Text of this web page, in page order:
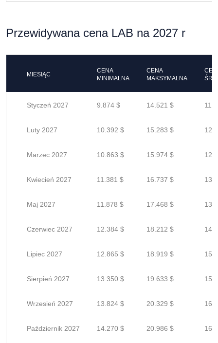
Przewidywana cena LAB na 2027 r
MIESIĄC
CENA
MINIMALNA
CENA
MAKSYMALNA
Styczeń 2027 9.874 $ 14.521 $
Luty 2027 10.392 $ 15.283 $
Marzec 2027 10.863 $ 15.974 $
Kwiecień 2027 11.381 $ 16.737 $
Maj 2027 11.878 $ 17.468 $
Czerwiec 2027 12.384 $ 18.212 $
Lipiec 2027 12.865 $ 18.919 $
Sierpień 2027 13.350 $ 19.633 $
Wrzesień 2027 13.824 $ 20.329 $
Październik 2027 14.270 $ 20.986 $